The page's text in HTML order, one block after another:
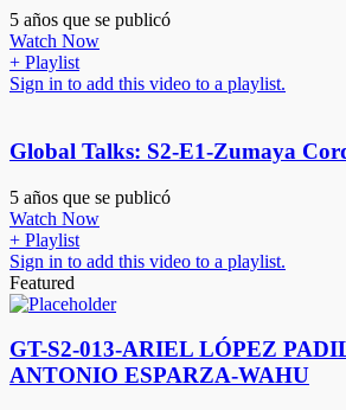
5 años que se publicó
Watch Now
+ Playlist
Sign in to add this video to a playlist.
Global Talks: S2-E1-Zumaya
5 años que se publicó
Watch Now
+ Playlist
Sign in to add this video to a playlist.
Featured
GT-S2-013-ARIEL LÓPEZ
ANTONIO ESPARZA-WAHU